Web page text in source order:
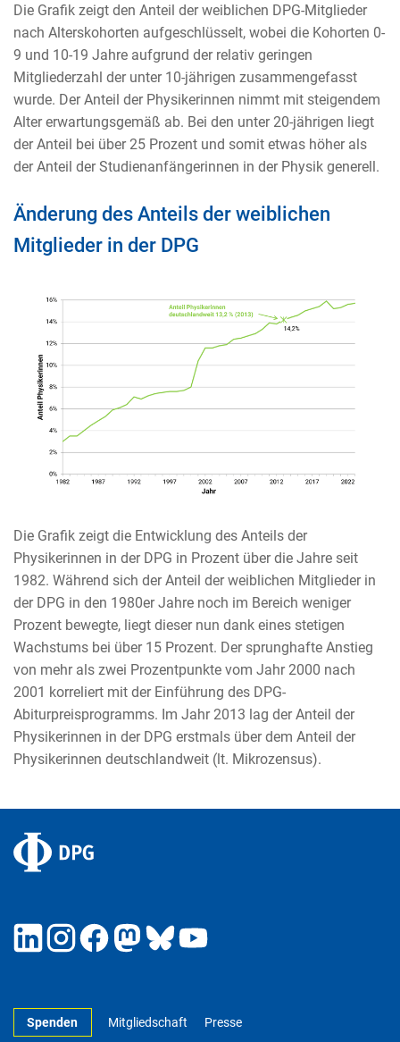
Die Grafik zeigt den Anteil der weiblichen DPG-Mitglieder
nach Alterskohorten aufgeschlüsselt, wobei die Kohorten 0-
9 und 10-19 Jahre aufgrund der relativ geringen
Mitgliederzahl der unter 10-jährigen zusammengefasst
wurde. Der Anteil der Physikerinnen nimmt mit steigendem
Alter erwartungsgemäß ab. Bei den unter 20-jährigen liegt
der Anteil bei über 25 Prozent und somit etwas höher als
der Anteil der Studienanfängerinnen in der Physik generell.
Änderung des Anteils der weiblichen
Mitglieder in der DPG
Die Grafik zeigt die Entwicklung des Anteils der
Physikerinnen in der DPG in Prozent über die Jahre seit
1982. Während sich der Anteil der weiblichen Mitglieder in
der DPG in den 1980er Jahre noch im Bereich weniger
Prozent bewegte, liegt dieser nun dank eines stetigen
Wachstums bei über 15 Prozent. Der sprunghafte Anstieg
von mehr als zwei Prozentpunkte vom Jahr 2000 nach
2001 korreliert mit der Einführung des DPG-
Abiturpreisprogramms. Im Jahr 2013 lag der Anteil der
Physikerinnen in der DPG erstmals über dem Anteil der
Physikerinnen deutschlandweit (lt. Mikrozensus).
Spenden Mitgliedschaft Presse